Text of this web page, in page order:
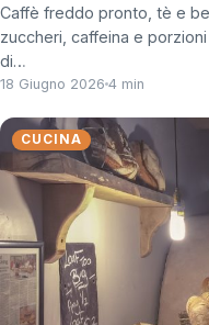
Caffè freddo pronto, tè e
zuccheri, caffeina e
di…
18 Giugno 2026 4 min
CUCINA